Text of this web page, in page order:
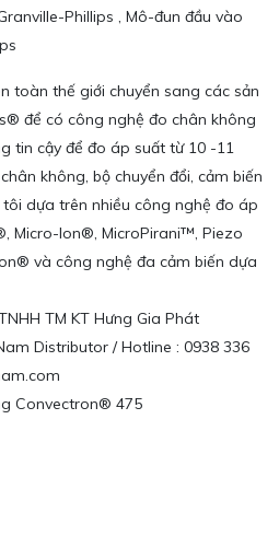
Phillips , Mô-đun đầu vào
toàn thế giới chuyển sang các sản
để có công nghệ đo chân không
tin cậy để đo áp suất từ 10 -11
không, bộ chuyển đổi, cảm biến
dựa trên nhiều công nghệ đo áp
Micro-Ion®, MicroPirani™, Piezo
và công nghệ đa cảm biến dựa
TM KT Hưng Gia Phát
Distributor / Hotline : 0938 336
Convectron® 475